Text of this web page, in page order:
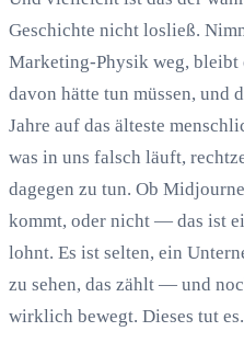
Geschichte nicht losließ.
Marketing-Physik weg, bleibt
davon hätte tun müssen, und
Jahre auf das älteste
was in uns falsch läuft,
dagegen zu tun. Ob
kommt, oder nicht — das ist
lohnt. Es ist selten, ein
zu sehen, das zählt — und
wirklich bewegt. Dieses tut es.